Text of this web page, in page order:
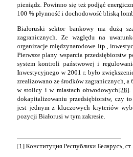
pieniądz. Powinno się też podjąć
100 % płynność i dochodowość bliską
Białoruski sektor bankowy ma dużą
zagranicznych. Ze względu na
organizacje międzynarodowe itp.,
Pierwsze plany wsparcia przedsiębiorstw
system kontroli państwowej i
Inwestycyjnego w 2001 r. było
zrealizowano ze środków zagranicznych,
w stolicy i w miastach obwodowych[28].
dokapitalizowaniu przedsiębiorstw, czy
jest jednym z kluczowych kryteriów
pozycji Białorusi w tym zakresie.
[1] Конституция Республики Белaрусь,